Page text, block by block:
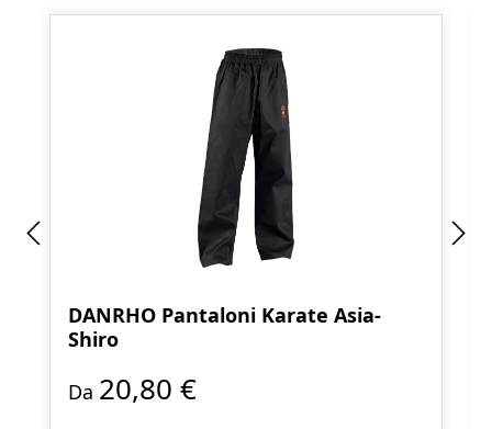
DANRHO Pantaloni Karate Asia-
Shiro
Da 20,80 €